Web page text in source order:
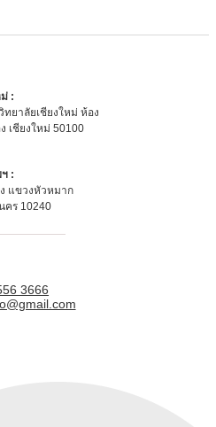
:
ยาลัยเชียงใหม่ ห้อง
เชียงใหม่ 50100
:
แขวงหัวหมาก
คร 10240
3666